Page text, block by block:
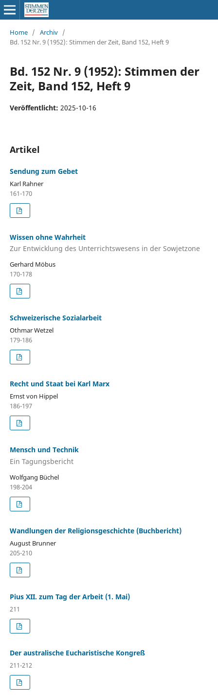
Home / Archiv /
Bd. 152 Nr. 9 (1952): Stimmen der Zeit, Band 152, Heft 9
Bd. 152 Nr. 9 (1952): Stimmen der
Zeit, Band 152, Heft 9
Veröffentlicht: 2025-10-16
Artikel
Sendung zum Gebet
Karl Rahner
161-170
Wissen ohne Wahrheit
Zur Entwicklung des Unterrichtswesens in der Sowjetzone
Gerhard Möbus
170-178
Schweizerische Sozialarbeit
Othmar Wetzel
179-186
Recht und Staat bei Karl Marx
Ernst von Hippel
186-197
Mensch und Technik
Ein Tagungsbericht
Wolfgang Büchel
198-204
Wandlungen der Religionsgeschichte (Buchbericht)
August Brunner
205-210
Pius XII. zum Tag der Arbeit (1. Mai)
211
Der australische Eucharistische Kongreß
211-212